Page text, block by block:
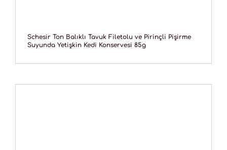
Schesir Ton Balıklı Tavuk Filetolu ve Pirinçli Pişirme
Suyunda Yetişkin Kedi Konservesi 85g